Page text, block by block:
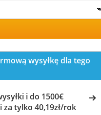
wysyłkę dla tego
i do 1500€
za tylko 40,19zł/rok